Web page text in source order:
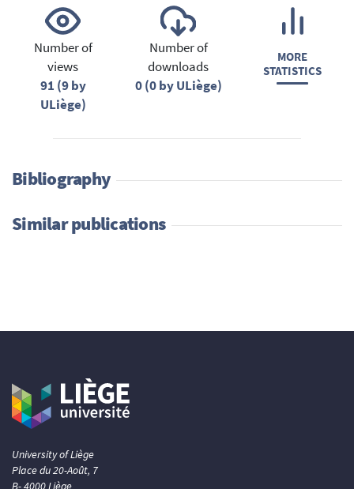
Number of
views
91 (9 by
ULiège)
Number of
downloads
0 (0 by ULiège)
MORE
STATISTICS
Bibliography
Similar publications
University of Liège
Place du 20-Août, 7
B- 4000 Liège